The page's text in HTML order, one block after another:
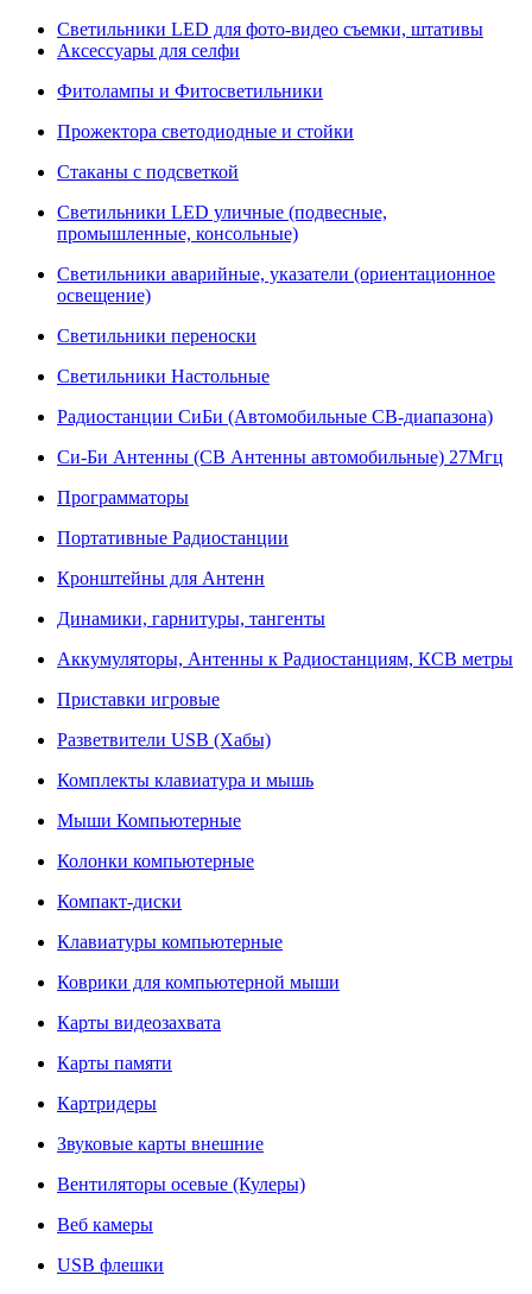
Светильники LED для фото-видео съемки, штативы
Аксессуары для селфи
Фитолампы и Фитосветильники
Прожектора светодиодные и стойки
Стаканы с подсветкой
Светильники LED уличные (подвесные,
промышленные, консольные)
Светильники аварийные, указатели (ориентационное
освещение)
Светильники переноски
Светильники Настольные
Радиостанции СиБи (Автомобильные СВ-диапазона)
Си-Би Антенны (СВ Антенны автомобильные) 27Мгц
Программаторы
Портативные Радиостанции
Кронштейны для Антенн
Динамики, гарнитуры, тангенты
Аккумуляторы, Антенны к Радиостанциям, КСВ метры
Приставки игровые
Разветвители USB (Хабы)
Комплекты клавиатура и мышь
Мыши Компьютерные
Колонки компьютерные
Компакт-диски
Клавиатуры компьютерные
Коврики для компьютерной мыши
Карты видеозахвата
Карты памяти
Картридеры
Звуковые карты внешние
Вентиляторы осевые (Кулеры)
Веб камеры
USB флешки